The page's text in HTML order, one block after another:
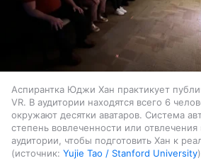
Аспирантка Юджи Хан практикует
VR. В аудитории находятся всего 6
окружают десятки аватаров. Система
степень вовлеченности или отвлечения
аудитории, чтобы подготовить Хан к
источник: Yujie Tao / Stanford University